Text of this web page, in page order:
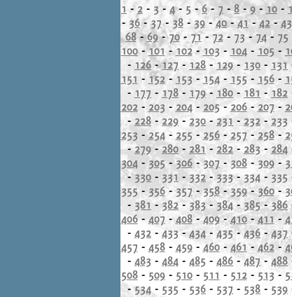
1- 2 - 3 - 4-5 -6- 7 - 8-9- 10 -
- 36- 37- 38-39-40-41- 42- 43
68-69-70- 71- 72- 73 -74- 75
100-101 -102- 103 - 104- 105 -
- 126 -127 - 128 - 129 - 130 - 131
151 - 152- 153- 154- 155 - 156-
- 177 - 178 - 179- 180 - 181 - 182
202- 203 - 204- 205 - 206- 207 -
- 228- 229 - 230 - 231 - 232 - 233
253 -254- 255 - 256- 257 - 258-
-279 -280- 281 - 282- 283- 284
304-305-306-307 - 308- 309-
-330 - 331 -332- 333-334 - 335
355- 356- 357- 358-359-360-
- 381 - 382-383-384- 385-386
406- 407 -408-409-410- 411-
- 432 - 433-434- 435- 436-437
457 - 458- 459- 460-461 - 462-
- 483 - 484 - 485 - 486 - 487- 488
508- 509- 510- 511 - 512- 513 -
-534 - 535 - 536 - 537 - 538 - 539